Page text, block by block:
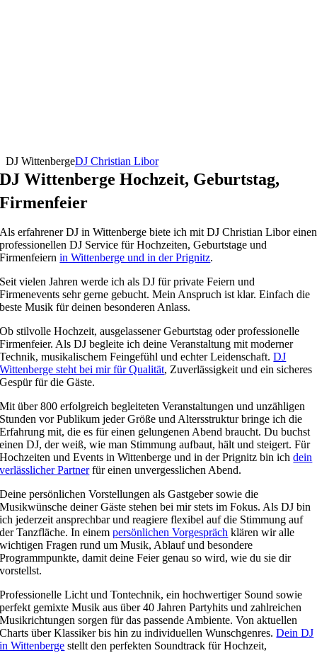
DJ WittenbergeDJ Christian Libor
DJ Wittenberge Hochzeit, Geburtstag,
Firmenfeier
Als erfahrener DJ in Wittenberge biete ich mit DJ Christian Libor einen
professionellen DJ Service für Hochzeiten, Geburtstage und
Firmenfeiernin Wittenberge und in der Prignitz.
Seit vielen Jahren werde ich als DJ für private Feiern und
Firmenevents sehr gerne gebucht. Mein Anspruch ist klar. Einfach die
beste Musik für deinen besonderen Anlass.
Ob stilvolle Hochzeit, ausgelassener Geburtstag oder professionelle
Firmenfeier. Als DJ begleite ich deine Veranstaltung mit moderner
Technik, musikalischem Feingefühl und echter Leidenschaft.DJ
Wittenberge steht bei mir für Qualität, Zuverlässigkeit und ein sicheres
Gespür für die Gäste.
Mit über 800 erfolgreich begleiteten Veranstaltungen und unzähligen
Stunden vor Publikum jeder Größe und Altersstruktur bringe ich die
Erfahrung mit, die es für einen gelungenen Abend braucht. Du buchst
einen DJ, der weiß, wie man Stimmung aufbaut, hält und steigert. Für
Hochzeiten und Events in Wittenberge und in der Prignitz bin ichdein
verlässlicher Partnerfür einen unvergesslichen Abend.
Deine persönlichen Vorstellungen als Gastgeber sowie die
Musikwünsche deiner Gäste stehen bei mir stets im Fokus. Als DJ bin
ich jederzeit ansprechbar und reagiere flexibel auf die Stimmung auf
der Tanzfläche. In einempersönlichen Vorgespräch klären wir alle
wichtigen Fragen rund um Musik, Ablauf und besondere
Programmpunkte, damit deine Feier genau so wird, wie du sie dir
vorstellst.
Professionelle Licht und Tontechnik, ein hochwertiger Sound sowie
perfekt gemixte Musik aus über 40 Jahren Partyhits und zahlreichen
Musikrichtungen sorgen für das passende Ambiente. Von aktuellen
Charts über Klassiker bis hin zu individuellen Wunschgenres.Dein DJ
in Wittenberge stellt den perfekten Soundtrack für Hochzeit,